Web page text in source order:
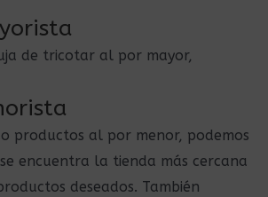
de tricotar al por mayor,
productos al por menor, podemos
encuentra la tienda más cercana
deseados. También